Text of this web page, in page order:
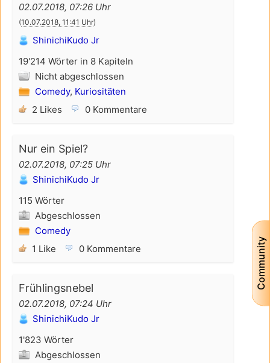
Community
02.07.2018, 07:26 Uhr
(10.07.2018, 11:41 Uhr)
ShinichiKudo Jr
19'214 Wörter in 8 Kapiteln
Nicht abgeschlossen
Comedy, Kuriositäten
2 Likes
0 Kommentare
Nur ein Spiel?
02.07.2018, 07:25 Uhr
ShinichiKudo Jr
115 Wörter
Abgeschlossen
Comedy
1 Like
0 Kommentare
Frühlingsnebel
02.07.2018, 07:24 Uhr
ShinichiKudo Jr
1'823 Wörter
Abgeschlossen